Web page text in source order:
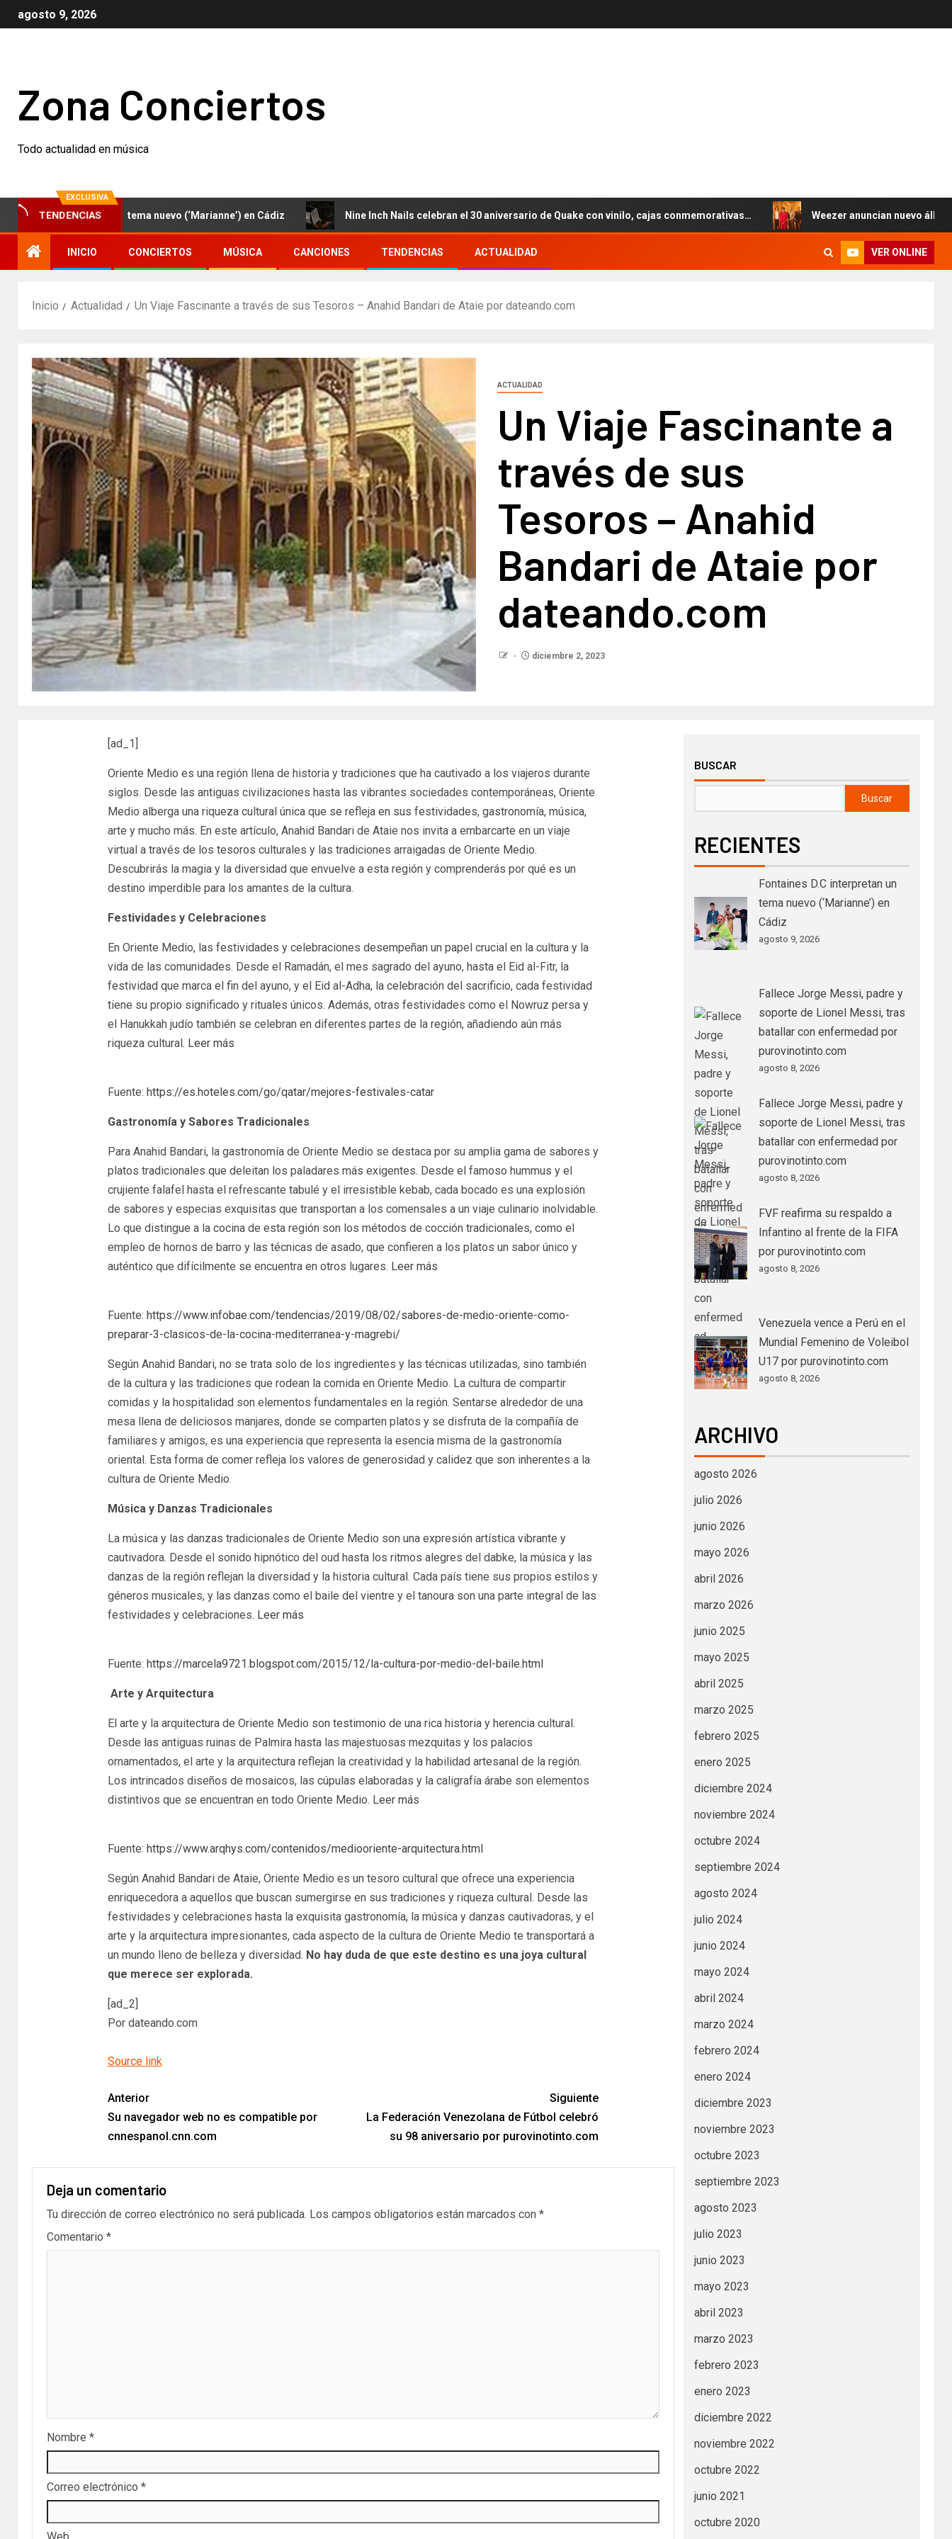
agosto 9, 2026
Zona Conciertos
Todo actualidad en música
EXCLUSIVA
TENDENCIAS
interpretan un tema nuevo (‘Marianne’) en Cádiz Nine Inch Nails celebran el 30 aniversario de Quake con vinilo, cajas conmemorativas… Weezer anuncian nuevo álbum (y gira
INICIO CONCIERTOS MÚSICA CANCIONES TENDENCIAS ACTUALIDAD VER ONLINE
Inicio Actualidad Un Viaje Fascinante a través de sus Tesoros – Anahid Bandari de Ataie por dateando.com
ACTUALIDAD
Un Viaje Fascinante a
través de sus
Tesoros – Anahid
Bandari de Ataie por
dateando.com
diciembre 2, 2023
[ad_1]
Oriente Medio es una región llena de historia y tradiciones que ha cautivado a los viajeros durante
siglos. Desde las antiguas civilizaciones hasta las vibrantes sociedades contemporáneas, Oriente
Medio alberga una riqueza cultural única que se refleja en sus festividades, gastronomía, música,
arte y mucho más. En este artículo, Anahid Bandari de Ataie nos invita a embarcarte en un viaje
virtual a través de los tesoros culturales y las tradiciones arraigadas de Oriente Medio.
Descubrirás la magia y la diversidad que envuelve a esta región y comprenderás por qué es un
destino imperdible para los amantes de la cultura.
Festividades y Celebraciones
En Oriente Medio, las festividades y celebraciones desempeñan un papel crucial en la cultura y la
vida de las comunidades. Desde el Ramadán, el mes sagrado del ayuno, hasta el Eid al-Fitr, la
festividad que marca el fin del ayuno, y el Eid al-Adha, la celebración del sacrificio, cada festividad
tiene su propio significado y rituales únicos. Además, otras festividades como el Nowruz persa y
el Hanukkah judío también se celebran en diferentes partes de la región, añadiendo aún más
riqueza cultural. Leer más
Fuente: https://es.hoteles.com/go/qatar/mejores-festivales-catar
Gastronomía y Sabores Tradicionales
Para Anahid Bandari, la gastronomía de Oriente Medio se destaca por su amplia gama de sabores y
platos tradicionales que deleitan los paladares más exigentes. Desde el famoso hummus y el
crujiente falafel hasta el refrescante tabulé y el irresistible kebab, cada bocado es una explosión
de sabores y especias exquisitas que transportan a los comensales a un viaje culinario inolvidable.
Lo que distingue a la cocina de esta región son los métodos de cocción tradicionales, como el
empleo de hornos de barro y las técnicas de asado, que confieren a los platos un sabor único y
auténtico que difícilmente se encuentra en otros lugares. Leer más
Fuente: https://www.infobae.com/tendencias/2019/08/02/sabores-de-medio-oriente-como-
preparar-3-clasicos-de-la-cocina-mediterranea-y-magrebi/
Según Anahid Bandari, no se trata solo de los ingredientes y las técnicas utilizadas, sino también
de la cultura y las tradiciones que rodean la comida en Oriente Medio. La cultura de compartir
comidas y la hospitalidad son elementos fundamentales en la región. Sentarse alrededor de una
mesa llena de deliciosos manjares, donde se comparten platos y se disfruta de la compañía de
familiares y amigos, es una experiencia que representa la esencia misma de la gastronomía
oriental. Esta forma de comer refleja los valores de generosidad y calidez que son inherentes a la
cultura de Oriente Medio.
Música y Danzas Tradicionales
La música y las danzas tradicionales de Oriente Medio son una expresión artística vibrante y
cautivadora. Desde el sonido hipnótico del oud hasta los ritmos alegres del dabke, la música y las
danzas de la región reflejan la diversidad y la historia cultural. Cada país tiene sus propios estilos y
géneros musicales, y las danzas como el baile del vientre y el tanoura son una parte integral de las
festividades y celebraciones. Leer más
Fuente: https://marcela9721.blogspot.com/2015/12/la-cultura-por-medio-del-baile.html
Arte y Arquitectura
El arte y la arquitectura de Oriente Medio son testimonio de una rica historia y herencia cultural.
Desde las antiguas ruinas de Palmira hasta las majestuosas mezquitas y los palacios
ornamentados, el arte y la arquitectura reflejan la creatividad y la habilidad artesanal de la región.
Los intrincados diseños de mosaicos, las cúpulas elaboradas y la caligrafía árabe son elementos
distintivos que se encuentran en todo Oriente Medio. Leer más
Fuente: https://www.arqhys.com/contenidos/mediooriente-arquitectura.html
Según Anahid Bandari de Ataie, Oriente Medio es un tesoro cultural que ofrece una experiencia
enriquecedora a aquellos que buscan sumergirse en sus tradiciones y riqueza cultural. Desde las
festividades y celebraciones hasta la exquisita gastronomía, la música y danzas cautivadoras, y el
arte y la arquitectura impresionantes, cada aspecto de la cultura de Oriente Medio te transportará a
un mundo lleno de belleza y diversidad. No hay duda de que este destino es una joya cultural
que merece ser explorada.
[ad_2]
Por dateando.com
Source link
Anterior
Su navegador web no es compatible por
cnnespanol.cnn.com
Siguiente
La Federación Venezolana de Fútbol celebró
su 98 aniversario por purovinotinto.com
Deja un comentario
Tu dirección de correo electrónico no será publicada. Los campos obligatorios están marcados con *
Comentario *
Nombre *
Correo electrónico *
Web
BUSCAR
Buscar
RECIENTES
Fontaines D.C interpretan un
tema nuevo (‘Marianne’) en
Cádiz
agosto 9, 2026
Fallece Jorge Messi, padre y
soporte de Lionel Messi, tras
batallar con enfermedad por
purovinotinto.com
agosto 8, 2026
Fallece Jorge Messi, padre y
soporte de Lionel Messi, tras
batallar con enfermedad por
purovinotinto.com
agosto 8, 2026
FVF reafirma su respaldo a
Infantino al frente de la FIFA
por purovinotinto.com
agosto 8, 2026
Venezuela vence a Perú en el
Mundial Femenino de Voleibol
U17 por purovinotinto.com
agosto 8, 2026
ARCHIVO
agosto 2026
julio 2026
junio 2026
mayo 2026
abril 2026
marzo 2026
junio 2025
mayo 2025
abril 2025
marzo 2025
febrero 2025
enero 2025
diciembre 2024
noviembre 2024
octubre 2024
septiembre 2024
agosto 2024
julio 2024
junio 2024
mayo 2024
abril 2024
marzo 2024
febrero 2024
enero 2024
diciembre 2023
noviembre 2023
octubre 2023
septiembre 2023
agosto 2023
julio 2023
junio 2023
mayo 2023
abril 2023
marzo 2023
febrero 2023
enero 2023
diciembre 2022
noviembre 2022
octubre 2022
junio 2021
octubre 2020